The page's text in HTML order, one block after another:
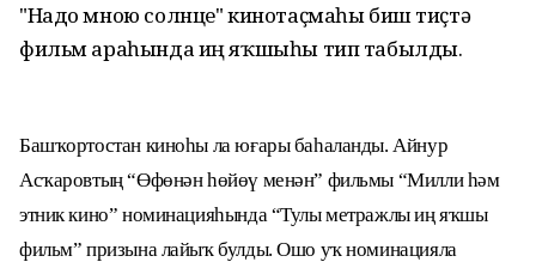
"Надо мною солнце" кинотаҫмаһы биш тиҫтә
фильм араһында иң яҡшыһы тип табылды.
Башҡортостан киноһы ла юғары баһаланды. Айнур
Асҡаровтың “Өфөнән һөйөү менән” фильмы “Милли һәм
этник кино” номинацияһында “Тулы метражлы иң яҡшы
фильм” призына лайыҡ булды. Ошо уҡ номинацияла